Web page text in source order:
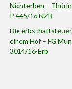
Nichterben –
P 445/16 NZB
Die
einem Hof – FG
3014/16-Erb